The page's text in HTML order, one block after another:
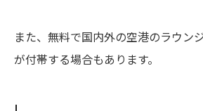
また、無料で国内外の空港のラウン
が付帯する場合もあります。